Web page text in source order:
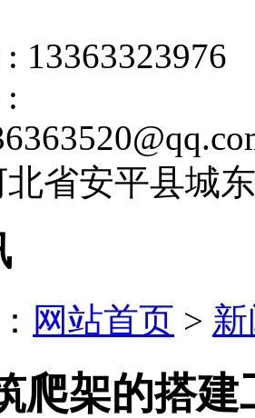
13363323976
北省安平县城
网站首页 >
爬架的搭建